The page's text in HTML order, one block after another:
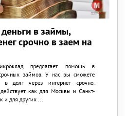
в займы,
срочно в заем на
предлагает помощь в
займов. У нас вы сможете
в долг через интернет срочно.
как для Москвы и Санкт-
и для других ...